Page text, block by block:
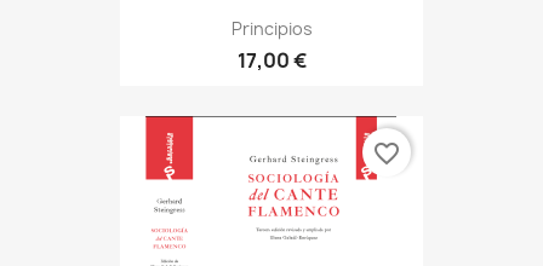
Principios
17,00 €
favorite_border